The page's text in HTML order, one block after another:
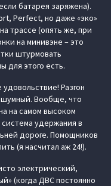
батарея заряжена).
Perfect, но даже «‎эко»
трассе (опять же, при
на минивэне – это
штурмовать
для этого есть.
Разгон
Вообще, что
на самом высоком
удержания в
дороге. Помощников
(я насчитал аж 24!).
электрический,
(когда ДВС постоянно